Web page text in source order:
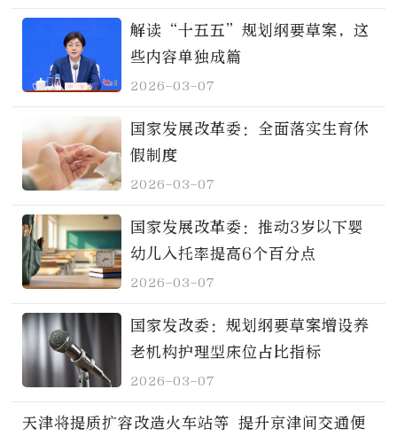
解读“十五五”规划纲要草案，这
些内容单独成篇
2026-03-07
国家发展改革委：全面落实生育休
假制度
2026-03-07
国家发展改革委：推动3岁以下婴
幼儿入托率提高6个百分点
2026-03-07
国家发改委：规划纲要草案增设养
老机构护理型床位占比指标
2026-03-07
天津将提质扩容改造火车站等 提升京津间交通便